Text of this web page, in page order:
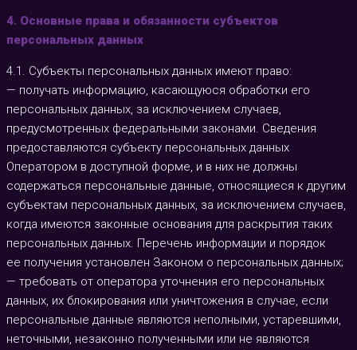
4. Основные права и обязанности субъектов
персональных данных
4.1. Субъекты персональных данных имеют право:
— получать информацию, касающуюся обработки его
персональных данных, за исключением случаев,
предусмотренных федеральными законами. Сведения
предоставляются субъекту персональных данных
Оператором в доступной форме, и в них не должны
содержаться персональные данные, относящиеся к другим
субъектам персональных данных, за исключением случаев,
когда имеются законные основания для раскрытия таких
персональных данных. Перечень информации и порядок
ее получения установлен Законом о персональных данных;
— требовать от оператора уточнения его персональных
данных, их блокирования или уничтожения в случае, если
персональные данные являются неполными, устаревшими,
неточными, незаконно полученными или не являются